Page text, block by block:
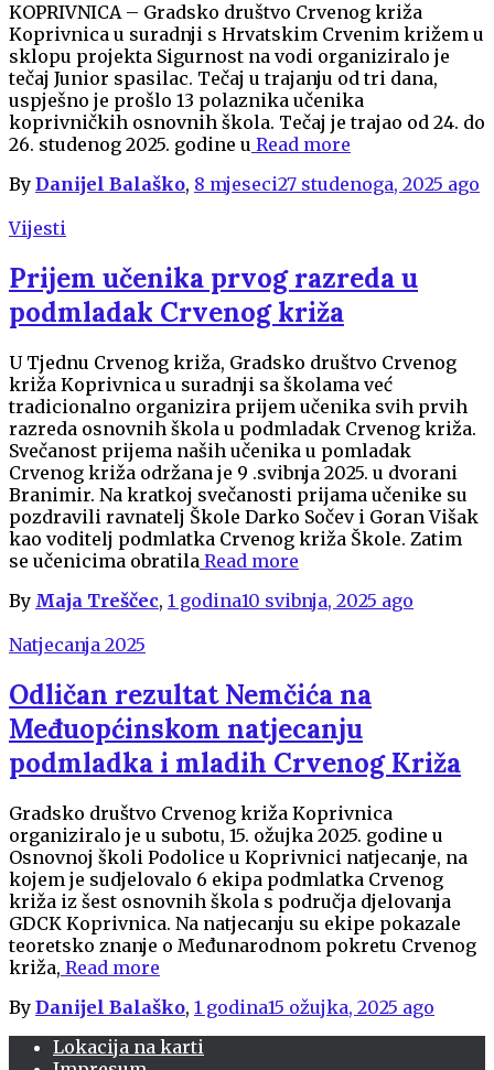
KOPRIVNICA – Gradsko društvo Crvenog križa
Koprivnica u suradnji s Hrvatskim Crvenim križem u
sklopu projekta Sigurnost na vodi organiziralo je
tečaj Junior spasilac. Tečaj u trajanju od tri dana,
uspješno je prošlo 13 polaznika učenika
koprivničkih osnovnih škola. Tečaj je trajao od 24. do
26. studenog 2025. godine u Read more
By Danijel Balaško, 8 mjeseci27 studenoga, 2025 ago
Vijesti
Prijem učenika prvog razreda u
podmladak Crvenog križa
U Tjednu Crvenog križa, Gradsko društvo Crvenog
križa Koprivnica u suradnji sa školama već
tradicionalno organizira prijem učenika svih prvih
razreda osnovnih škola u podmladak Crvenog križa.
Svečanost prijema naših učenika u pomladak
Crvenog križa održana je 9 .svibnja 2025. u dvorani
Branimir. Na kratkoj svečanosti prijama učenike su
pozdravili ravnatelj Škole Darko Sočev i Goran Višak
kao voditelj podmlatka Crvenog križa Škole. Zatim
se učenicima obratila Read more
By Maja Treščec, 1 godina10 svibnja, 2025 ago
Natjecanja 2025
Odličan rezultat Nemčića na
Međuopćinskom natjecanju
podmladka i mladih Crvenog Križa
Gradsko društvo Crvenog križa Koprivnica
organiziralo je u subotu, 15. ožujka 2025. godine u
Osnovnoj školi Podolice u Koprivnici natjecanje, na
kojem je sudjelovalo 6 ekipa podmlatka Crvenog
križa iz šest osnovnih škola s područja djelovanja
GDCK Koprivnica. Na natjecanju su ekipe pokazale
teoretsko znanje o Međunarodnom pokretu Crvenog
križa, Read more
By Danijel Balaško, 1 godina15 ožujka, 2025 ago
Lokacija na karti